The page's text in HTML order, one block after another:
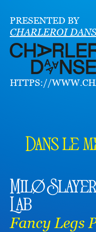
PRESENTED BY
CHARLEROI
HTTPS://
Dans le
Milø
Lab
Fancy Legs